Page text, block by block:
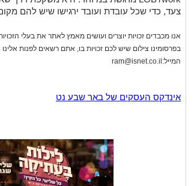
צעד, כדי שכל עובדת ועובד ירגישו שיש להם
אנו מכבדים זכויות יוצרים ועושים מאמץ לאתר את בעלי
בפרסומינו צילום שיש לכם זכויות בו, אתם רשאים לפנות
המייל:ram@isnet.co.il
אינדקס העסקים של באר שבע נט